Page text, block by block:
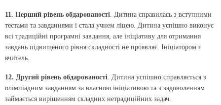
11. Перший рівень обдарованості. Дитина справилась з вступними
тестами та завданнями і стала учнем ліцею. Дитина успішно виконує
всі традиційні програмні завдання, але ініціативу для отримання
завдань підвищеного рівня складності не проявляє. Ініціатором є
вчитель.
12. Другий рівень обдарованості . Дитина успішно справляється з
олімпіадним завданням за власною ініціативою та з задоволенням
займається вирішенням складних нетрадиційних задач.